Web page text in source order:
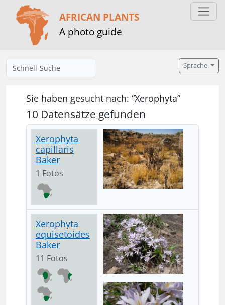
AFRICAN PLANTS
A photo guide
Sprache
Sie haben gesucht nach: “Xerophyta”
10 Datensätze gefunden
Xerophyta
capillaris
Baker
1 Fotos
Xerophyta
equisetoides
Baker
11 Fotos